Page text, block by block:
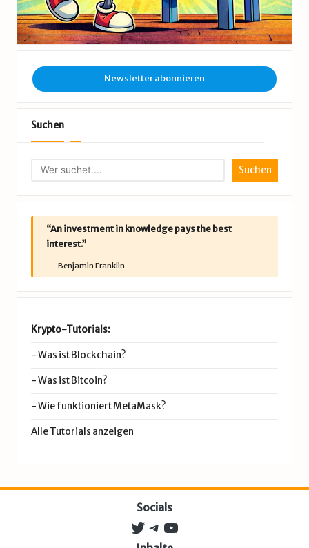
Newsletter abonnieren
Suchen
Suchen
“An investment in knowledge pays the best
interest.”
Benjamin Franklin
Krypto-Tutorials:
-Was ist Blockchain?
-Was ist Bitcoin?
-Wie funktioniert MetaMask?
Alle Tutorials anzeigen
Socials
Twitter
Telegram
YouTube